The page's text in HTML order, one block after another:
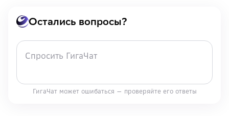
Остались вопросы?
ГигаЧат может ошибаться — проверяйте его ответы